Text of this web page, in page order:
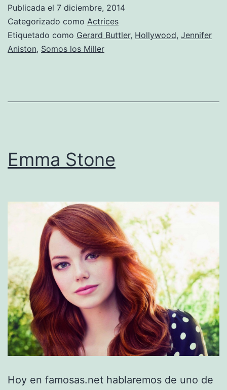
Publicada el 7 diciembre, 2014
Categorizado como Actrices
Etiquetado como Gerard Buttler, Hollywood, Jennifer
Aniston, Somos los Miller
Emma Stone
Hoy en famosas.net hablaremos de uno de